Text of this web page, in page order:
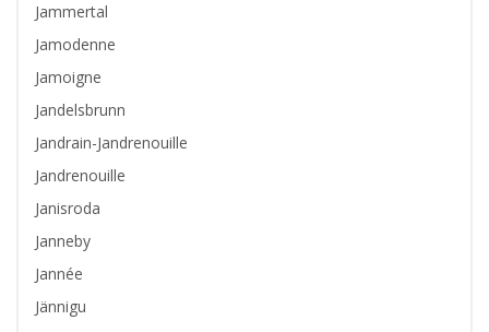
Jammertal
Jamodenne
Jamoigne
Jandelsbrunn
Jandrain-Jandrenouille
Jandrenouille
Janisroda
Janneby
Jannée
Jännigu